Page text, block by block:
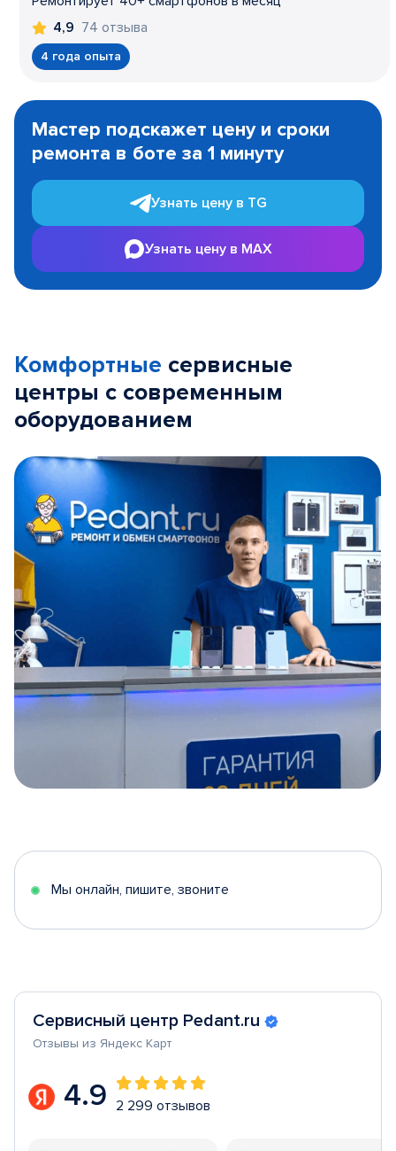
4,9 74 отзыва
4 года опыта
1
Мастер подскажет цену и сроки
ремонта в боте за 1 минуту
Узнать цену в TG
Узнать цену в MAX
Комфортные сервисные
центры с современным
оборудованием
5
Мы онлайн, пишите, звоните
Сервисный центр Pedant.ru
Отзывы из Яндекс Карт
4.9 2 299 отзывов